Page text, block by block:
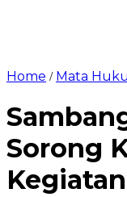
Home / Mata
Sorong